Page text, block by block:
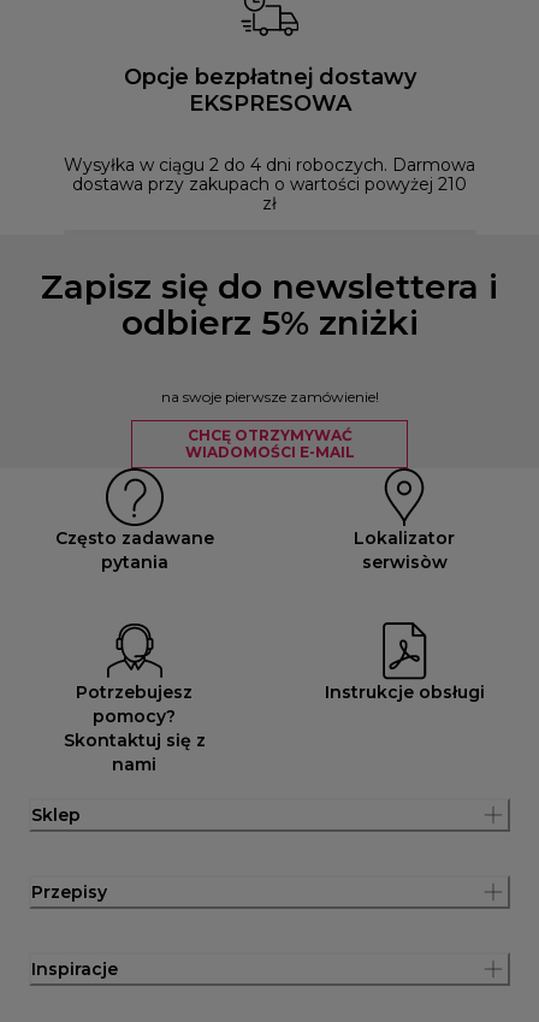
Opcje bezpłatnej dostawy
EKSPRESOWA
Wysyłka w ciągu 2 do 4 dni roboczych. Darmowa
dostawa przy zakupach o wartości powyżej 210
zł
Zapisz się do newslettera i
odbierz 5% zniżki
na swoje pierwsze zamówienie!
CHCĘ OTRZYMYWAĆ
WIADOMOŚCI E-MAIL
Często zadawane
pytania
Lokalizator
serwisòw
Potrzebujesz
pomocy?
Skontaktuj się z
nami
Instrukcje obsługi
Sklep
Przepisy
Inspiracje